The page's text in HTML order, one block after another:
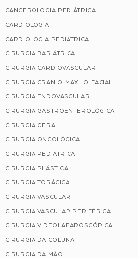
CANCEROLOGIA PEDIÁTRICA
CARDIOLOGIA
CARDIOLOGIA PEDIÁTRICA
CIRURGIA BARIÁTRICA
CIRURGIA CARDIOVASCULAR
CIRURGIA CRANIO-MAXILO-FACIAL
CIRURGIA ENDOVASCULAR
CIRURGIA GASTROENTEROLÓGICA
CIRURGIA GERAL
CIRURGIA ONCOLÓGICA
CIRURGIA PEDIÁTRICA
CIRURGIA PLÁSTICA
CIRURGIA TORÁCICA
CIRURGIA VASCULAR
CIRURGIA VASCULAR PERIFÉRICA
CIRURGIA VIDEOLAPAROSCÓPICA
CIRURGIA DA COLUNA
CIRURGIA DA MÃO